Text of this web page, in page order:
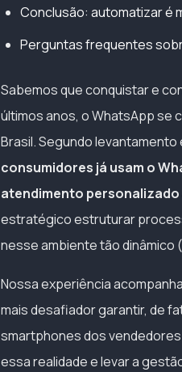
Conclusão: automatizar é
Perguntas frequentes
Sabemos que conquistar e
últimos anos, o WhatsApp se
Brasil. Segundo
consumidores já usam o
atendimento
estratégico estruturar
nesse ambiente tão dinâmico (
Nossa experiência
mais desafiador garantir, de
smartphones dos
essa realidade e levar a